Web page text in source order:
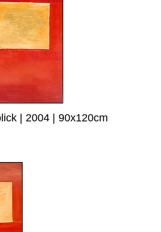
| 2004 | 90x120cm